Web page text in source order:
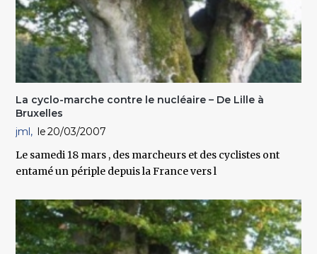
La cyclo-marche contre le nucléaire – De Lille à
Bruxelles
jml
20/03/2007
Le samedi 18 mars , des marcheurs et des cyclistes ont
entamé un périple depuis la France vers l